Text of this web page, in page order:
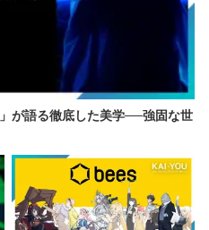
が語る徹底した美学──強固な世